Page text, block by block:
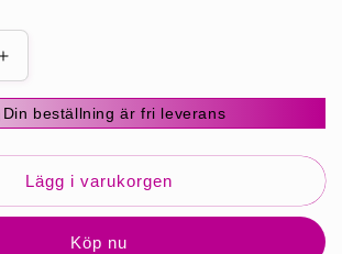
Öka
kvantitet
för
Lanternärm
Solid
Färg
Elegant
Din beställning är fri leverans
Lägg i varukorgen
Köp nu